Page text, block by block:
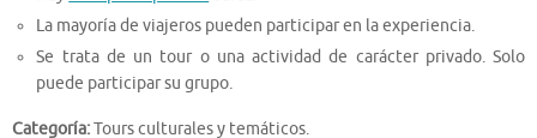
La mayoría de viajeros pueden participar en la experiencia.
Se trata de un tour o una actividad de carácter privado. Solo
puede participar su grupo.
Categoría:Tours culturales y temáticos.